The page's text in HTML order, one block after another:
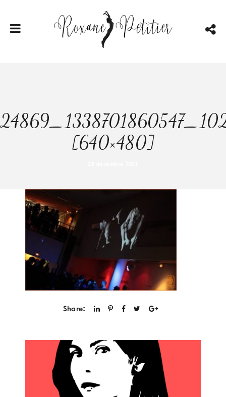
[640×480]
Share: